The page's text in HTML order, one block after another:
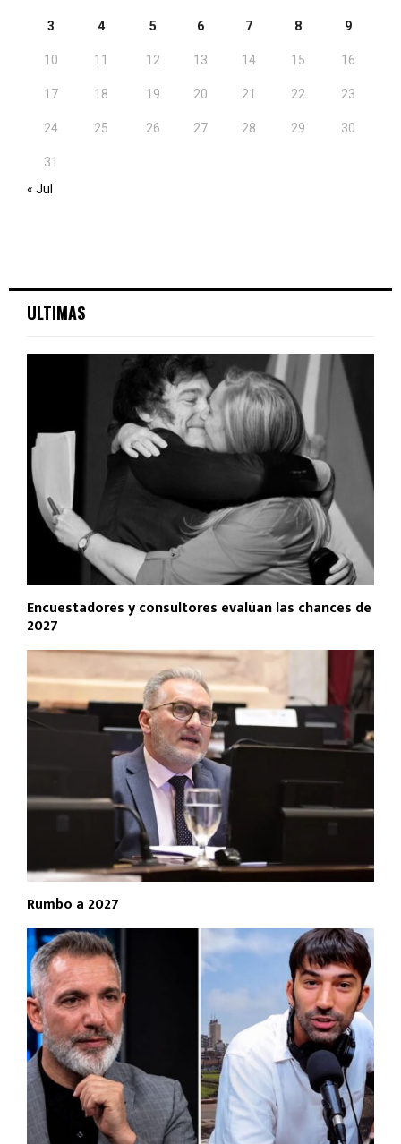
3 4 5 6 7 8 9
10 11 12 13 14 15 16
17 18 19 20 21 22 23
24 25 26 27 28 29 30
31
« Jul
ULTIMAS
Encuestadores y consultores evalúan las chances de
2027
Rumbo a 2027